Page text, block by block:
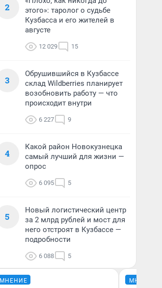
2
этого»: таролог о судьбе
Кузбасса и его жителей в
августе
12 029 15
3
Обрушившийся в Кузбассе
склад Wildberries планирует
возобновить работу — что
происходит внутри
6 227 9
4
Какой район Новокузнецка
самый лучший для жизни —
опрос
6 095 5
5
Новый логистический центр
за 2 млрд рублей и мост для
него отстроят в Кузбассе —
подробности
6 088 5
МНЕНИЕ МНЕНИЕ